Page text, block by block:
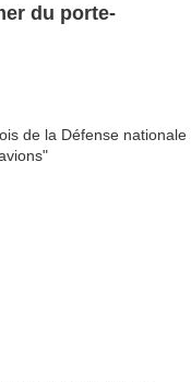
du porte-